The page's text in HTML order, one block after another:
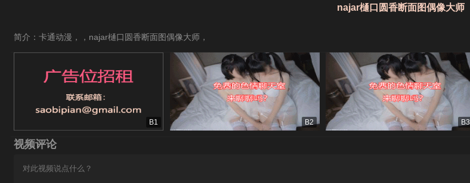
najar樋口圆香断面图偶像大师
简介：卡通动漫，，najar樋口圆香断面图偶像大师，
B1 B2 B3
视频评论